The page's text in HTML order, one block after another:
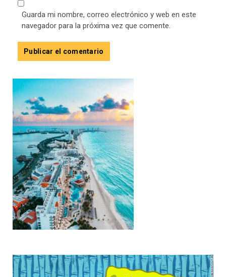
Guarda mi nombre, correo electrónico y web en este
navegador para la próxima vez que comente.